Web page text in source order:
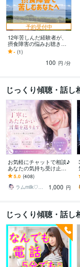
予約受付中
12年苦しんだ経験者が、
摂食障害の悩みお聴きし
ます あなたに寄り添った
お時間を。1人で泣いてい
- (1)
100 円 /分
じっくり傾聴・話し
お気軽にチャットで相談♪
あなたの気持ち受け止め
ます ゆっくりお話聞きま
す☆1人じゃないよ☺︎一緒
に考えよう･:*
5.0 (408)
ラムmilk♡癒し声主婦セラピスト･°＊
1,000 円
じっくり傾聴・話し